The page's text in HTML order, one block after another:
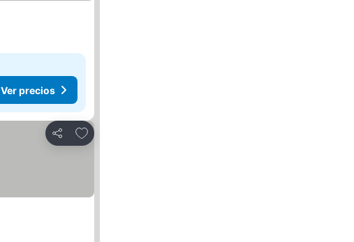
Ver precios
Compartir
Agregar a favoritos